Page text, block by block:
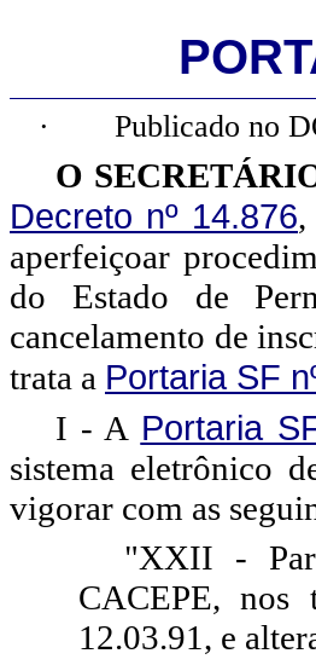
· Publicado no
O
Decreto nº 14.876,
aperfeiçoar
do Estado de
cancelamento de
trata a Portaria SF
I - A Portaria
sistema eletrônico
vigorar com as
"XXII -
CACEPE,
12.03.91, e